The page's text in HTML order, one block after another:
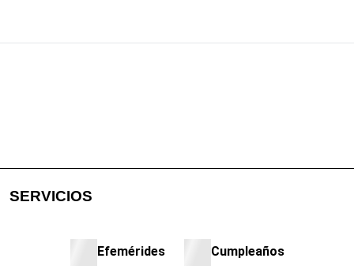
SERVICIOS
Efemérides Cumpleaños